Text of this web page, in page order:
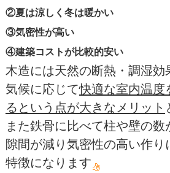
②夏は涼しく冬は暖かい
③気密性が高い
④建築コストが比較的安い
木造には天然の断熱・調湿効
気候に応じて快適な室内温度
るという点が大きなメリット
また鉄骨に比べて柱や壁の数
隙間が減り気密性の高い作り
特徴になります